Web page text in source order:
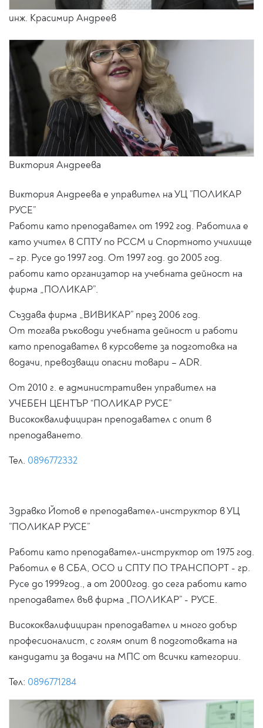
инж. Красимир Андреев
Виктория Андреева
Виктория Андреева е управител на УЦ ”ПОЛИКАР
РУСЕ”
Работи като преподавател от 1992 год. Работила е
като учител в СПТУ по РССМ и Спортното училище
– гр. Русе до 1997 год. От 1997 год. до 2005 год.
работи като организатор на учебната дейност на
фирма „ПОЛИКАР”.
Създава фирма „ВИВИКАР” през 2006 год.
От тогава ръководи учебната дейност и работи
като преподавател в курсовете за подготовка на
водачи, превозващи опасни товари – ADR.
От 2010 г. е административен управител на
УЧЕБЕН ЦЕНТЪР “ПОЛИКАР РУСЕ”
Висококвалифициран преподавател с опит в
преподаването.
Тел. 0896772332
Здравко Йотов е преподавател-инструктор в УЦ
”ПОЛИКАР РУСЕ”
Работи като преподавател-инструктор от 1975 год.
Работил е в СБА, ОСО и СПТУ ПО ТРАНСПОРТ - гр.
Русе до 1999год., а от 2000год. до сега работи като
преподавател във фирма „ПОЛИКАР” - РУСЕ.
Висококвалифициран преподавател и много добър
професионалист, с голям опит в подготовката на
кандидати за водачи на МПС от всички категории.
Тел: 0896771284